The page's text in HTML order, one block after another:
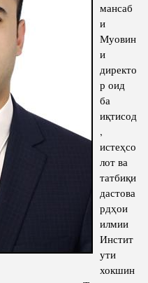
OF TAJIKISTAN
мансаб
и
Муовин
и
директо
р оид
ба
иқтисод
,
истеҳсо
лот ва
татбиқи
дастова
рдҳои
илмии
Инстит
ути
хокшин